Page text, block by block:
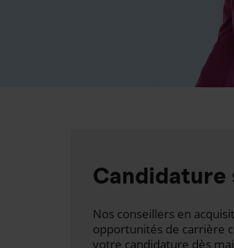
Candidature
Nos conseillers en
opportunités de carrière
votre candidature dès